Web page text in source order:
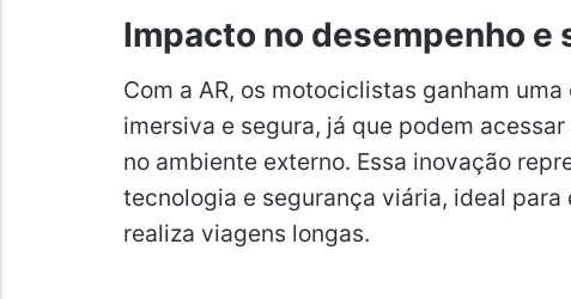
Impacto no desempenho e
Com a AR, os motociclistas ganham
imersiva e segura, já que podem
no ambiente externo. Essa inovação
tecnologia e segurança viária, ideal
realiza viagens longas.